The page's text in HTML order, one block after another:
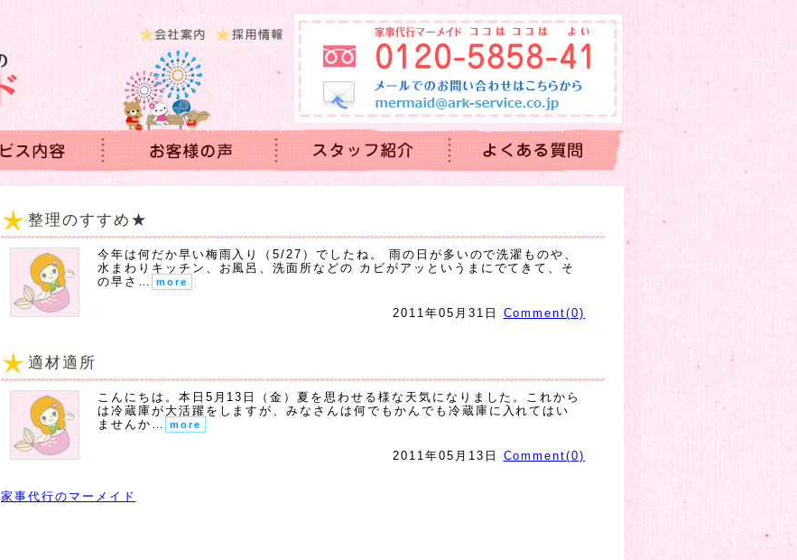
整理のすすめ★
今年は何だか早い梅雨入り（5/27）でしたね。 雨の日が多いので洗濯ものや、
水まわりキッチン、お風呂、洗面所などの カビがアッというまにでてきて、そ
の早さ…
more
2011年05月31日 Comment(0)
適材適所
こんにちは。本日5月13日（金）夏を思わせる様な天気になりました。これから
は冷蔵庫が大活躍をしますが、みなさんは何でもかんでも冷蔵庫に入れてはい
ませんか…
more
2011年05月13日 Comment(0)
家事代行のマーメイド